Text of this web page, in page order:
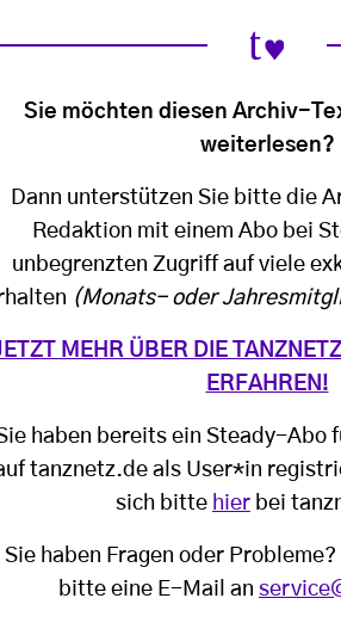
Sie möchten diesen Archiv-
weiterlesen?
Dann unterstützen Sie bitte die
Redaktion mit einem Abo bei
unbegrenzten Zugriff auf viele
(Monats- oder
MEHR ÜBER DIE
ERFAHREN!
haben bereits ein Steady-Abo
tanznetz.de als User*in
sich bitte hier bei
Sie haben Fragen oder
bitte eine E-Mail an